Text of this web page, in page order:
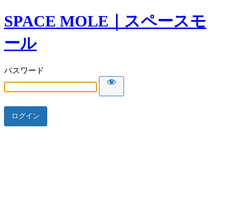
SPACE MOLE｜スペースモ
ール
パスワード